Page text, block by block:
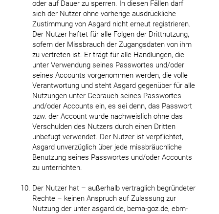
oder auf Dauer zu sperren. In diesen Fällen darf
sich der Nutzer ohne vorherige ausdrückliche
Zustimmung von Asgard nicht erneut registrieren.
Der Nutzer haftet für alle Folgen der Drittnutzung,
sofern der Missbrauch der Zugangsdaten von ihm
zu vertreten ist. Er trägt für alle Handlungen, die
unter Verwendung seines Passwortes und/oder
seines Accounts vorgenommen werden, die volle
Verantwortung und steht Asgard gegenüber für alle
Nutzungen unter Gebrauch seines Passwortes
und/oder Accounts ein, es sei denn, das Passwort
bzw. der Account wurde nachweislich ohne das
Verschulden des Nutzers durch einen Dritten
unbefugt verwendet. Der Nutzer ist verpflichtet,
Asgard unverzüglich über jede missbräuchliche
Benutzung seines Passwortes und/oder Accounts
zu unterrichten.
Der Nutzer hat – außerhalb vertraglich begründeter
Rechte – keinen Anspruch auf Zulassung zur
Nutzung der unter asgard.de, bema-goz.de, ebm-